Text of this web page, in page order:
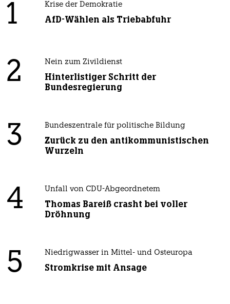
1 Krise der Demokratie
AfD-Wählen als Triebabfuhr
2 Nein zum Zivildienst
Hinterlistiger Schritt der
Bundesregierung
3 Bundeszentrale für politische Bildung
Zurück zu den antikommunistischen
Wurzeln
4 Unfall von CDU-Abgeordnetem
Thomas Bareiß crasht bei voller
Dröhnung
5 Niedrigwasser in Mittel- und Osteuropa
Stromkrise mit Ansage